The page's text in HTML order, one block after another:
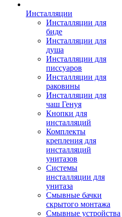
Инсталляции
Инсталляции для
биде
Инсталляции для
душа
Инсталляции для
писсуаров
Инсталляции для
раковины
Инсталляции для
чаш Генуя
Кнопки для
инсталляций
Комплекты
крепления для
инсталляций
унитазов
Системы
инсталляции для
унитаза
Смывные бачки
скрытого монтажа
Смывные устройства